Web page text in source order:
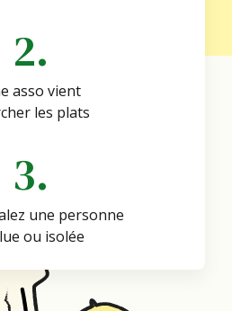
2.
asso vient
les plats
3.
une personne
ou isolée